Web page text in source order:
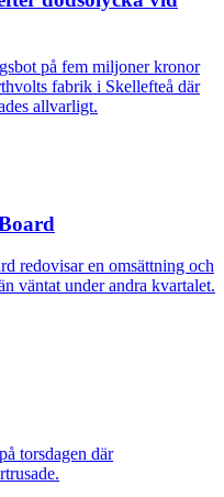
på fem miljoner kronor
fabrik i Skellefteå där
allvarligt.
redovisar en omsättning och
väntat under andra kvartalet.
torsdagen där